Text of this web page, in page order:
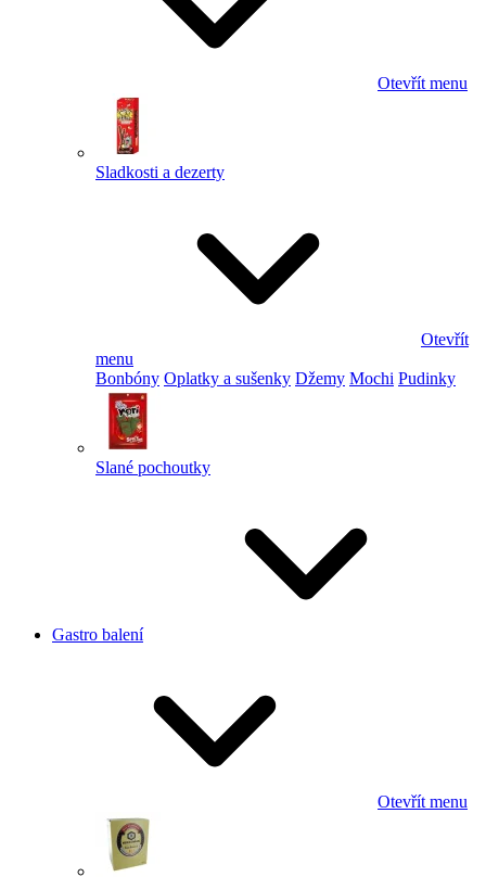
Otevřít menu
Sladkosti a dezerty
Otevřít
menu
Bonbóny Oplatky a sušenky Džemy Mochi Pudinky
Slané pochoutky
Gastro balení
Otevřít menu